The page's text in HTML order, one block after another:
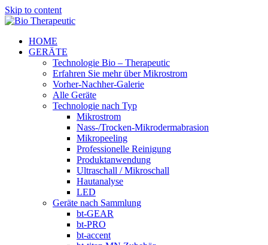
Skip to content
HOME
GERÄTE
Technologie Bio – Therapeutic
Erfahren Sie mehr über Mikrostrom
Vorher-Nachher-Galerie
Alle Geräte
Technologie nach Typ
Mikrostrom
Nass-/Trocken-Mikrodermabrasion
Mikropeeling
Professionelle Reinigung
Produktanwendung
Ultraschall / Mikroschall
Hautanalyse
LED
Geräte nach Sammlung
bt-GEAR
bt-PRO
bt-accent